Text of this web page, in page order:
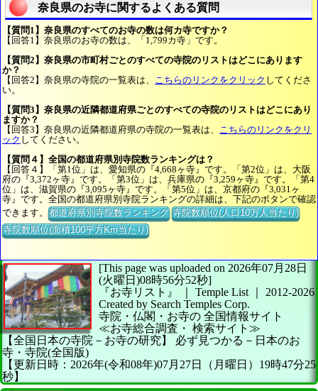
奈良県のお寺に関するよくある質問
【質問1】奈良県のすべてのお寺の数は何カ寺ですか？
【回答1】奈良県のお寺の数は、「1,799カ寺」です。
【質問2】奈良県の市町村ごとのすべての寺院のリストはどこにあります
か？
【回答2】奈良県の寺院の一覧表は、
こちらのリンクをクリック してくださ
い。
【質問3】奈良県の近隣都道府県ごとのすべての寺院のリストはどこにあり
ますか？
【回答3】奈良県の近隣都道府県の寺院の一覧表は、
こちらのリンクをクリ
ック してください。
【質問４】全国の都道府県別寺院数ランキングは？
【回答４】「第1位」は、愛知県の『4,668ヶ寺』です。「第2位」は、大阪
府の『3,372ヶ寺』です。「第3位」は、兵庫県の『3,259ヶ寺』です。「第4
位」は、滋賀県の『3,095ヶ寺』です。「第5位」は、京都府の『3,031ヶ
寺』です。全国の都道府県別寺院ランキングの詳細は、下記のボタンで確認
できます。都道府県別寺院数ランキング 寺院数順位(人口10万人当たり)
寺院数順位(面積100平方Km当たり)
[This page was uploaded on 2026年07月28日
(火曜日)08時56分52秒]
『お寺リスト』 ｜ Temple List
2012-2026
Created by Search Temples Corp.
寺院・仏閣・お寺の 全国情報サイト
≪お寺総合調査・ 検索サイト≫
【全国日本の寺院－お寺の研究】
必ず見つかる－日本のお
寺・寺院(全国版)
【更新日時：2026年(令和08年)07月27日（月曜日）19時47分25
秒】